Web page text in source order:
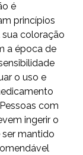
é
princípios
coloração
a época de
o uso e
com
ingerir o
mantido